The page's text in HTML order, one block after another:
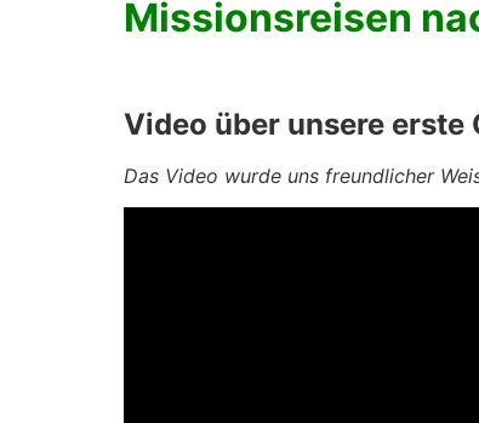
Missionsreisen
Video über unsere erste
Das Video wurde uns freundlicher